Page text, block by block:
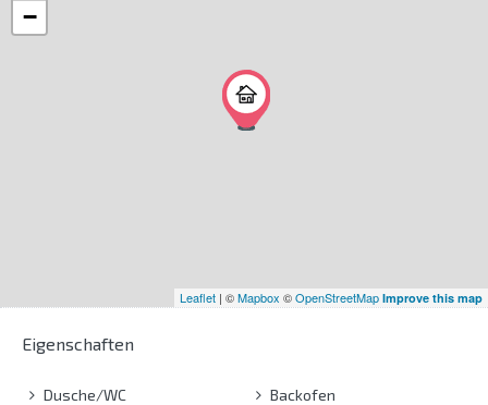
−
Leaflet | ©Mapbox ©OpenStreetMap Improve this map
Eigenschaften
Dusche/WC
Backofen